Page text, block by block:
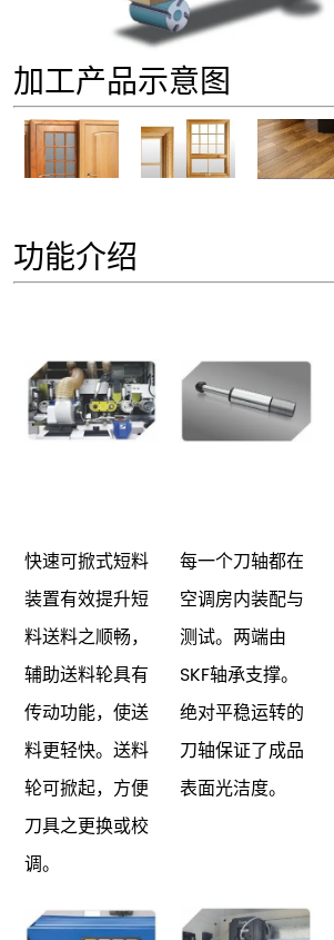
加工产品示意图
功能介绍
快速可掀式短料
装置有效提升短
料送料之顺畅，
辅助送料轮具有
传动功能，使送
料更轻快。送料
轮可掀起，方便
刀具之更换或校
调。
每一个刀轴都在
空调房内装配与
测试。两端由
SKF轴承支撑。
绝对平稳运转的
刀轴保证了成品
表面光洁度。